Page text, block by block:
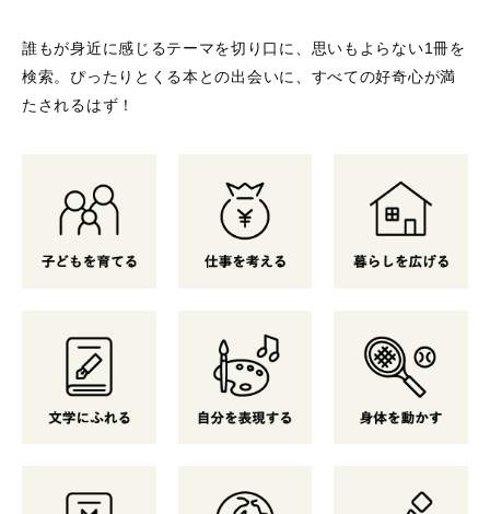
誰もが身近に感じるテーマを切り口に、思いもよらない1冊を
検索。 ぴったりとくる本との出会いに、すべての好奇心が満
たされるはず！